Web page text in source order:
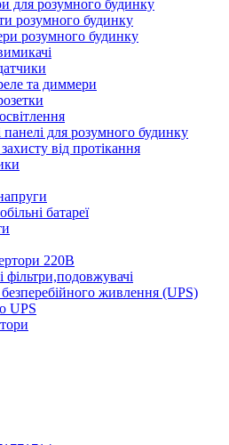
для розумного будинку
розумного будинку
розумного будинку
та диммери
панелі для розумного будинку
від протікання
батареї
220В
фільтри,подовжувачі
живлення (UPS)
UPS